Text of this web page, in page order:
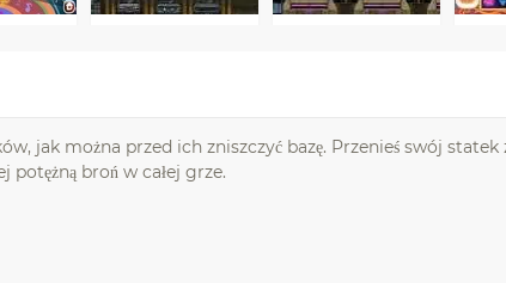
jak można przed ich zniszczyć bazę. Przenieś swój
potężną broń w całej grze.